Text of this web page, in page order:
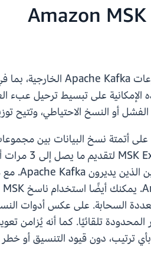
تلقائيًا. كما أنه
دون قيود التنسيق أو خطر